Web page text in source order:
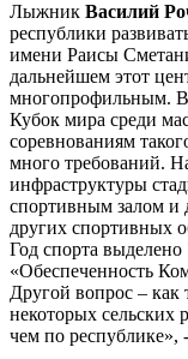
Лыжник Василий
республики
имени Раисы
дальнейшем этот
многопрофильным. В
Кубок мира среди
соревнованиям
много требований.
инфраструктуры
спортивным залом и
других спортивных
Год спорта
«Обеспеченность
Другой вопрос – как
некоторых сельских
чем по республике»,